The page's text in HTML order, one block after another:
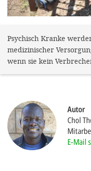
Psychisch Kranke
medizinischer
wenn sie kein
Autor
Chol
E-Mail